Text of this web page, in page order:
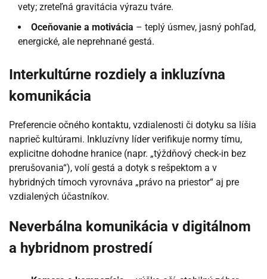
vety; zreteľná gravitácia výrazu tváre.
Oceňovanie a motivácia – teplý úsmev, jasný pohľad,
energické, ale neprehnané gestá.
Interkultúrne rozdiely a inkluzívna
komunikácia
Preferencie očného kontaktu, vzdialenosti či dotyku sa líšia
naprieč kultúrami. Inkluzívny líder verifikuje normy tímu,
explicitne dohodne hranice (napr. „týždňový check-in bez
prerušovania“), volí gestá a dotyk s rešpektom a v
hybridných tímoch vyrovnáva „právo na priestor“ aj pre
vzdialených účastníkov.
Neverbálna komunikácia v digitálnom
a hybridnom prostredí